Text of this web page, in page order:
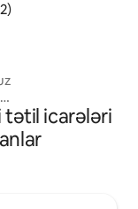
reytinq 4,98/5, 62 rəy
Qonşu qolf
operatoru.
qəhvə və ərzaq
tətil icarələri